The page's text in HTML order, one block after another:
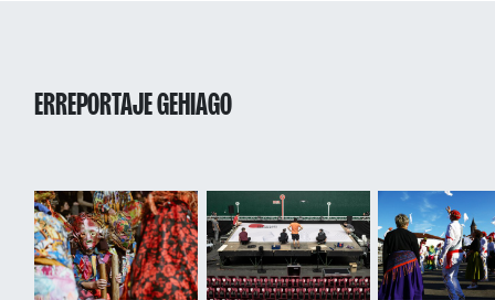
ERREPORTAJE GEHIAGO